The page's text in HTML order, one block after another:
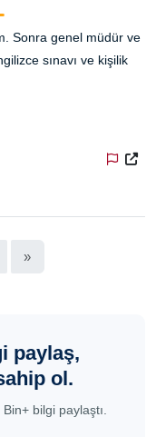
Sonra genel müdür ve
sınavı ve kişilik
»
paylaş,
ol.
bilgi paylaştı.